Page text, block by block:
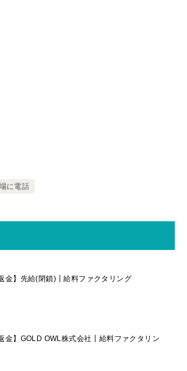
に電話
返金】先給(閉鎖)┃給料ファクタリング
返金】GOLD OWL株式会社┃給料ファクタリン